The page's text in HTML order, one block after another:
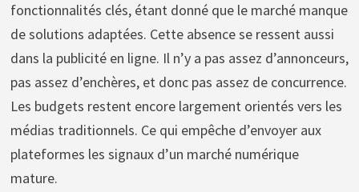
fonctionnalités clés, étant donné que le marché manque
de solutions adaptées. Cette absence se ressent aussi
dans la publicité en ligne. Il n’y a pas assez d’annonceurs,
pas assez d’enchères, et donc pas assez de concurrence.
Les budgets restent encore largement orientés vers les
médias traditionnels. Ce qui empêche d’envoyer aux
plateformes les signaux d’un marché numérique
mature.